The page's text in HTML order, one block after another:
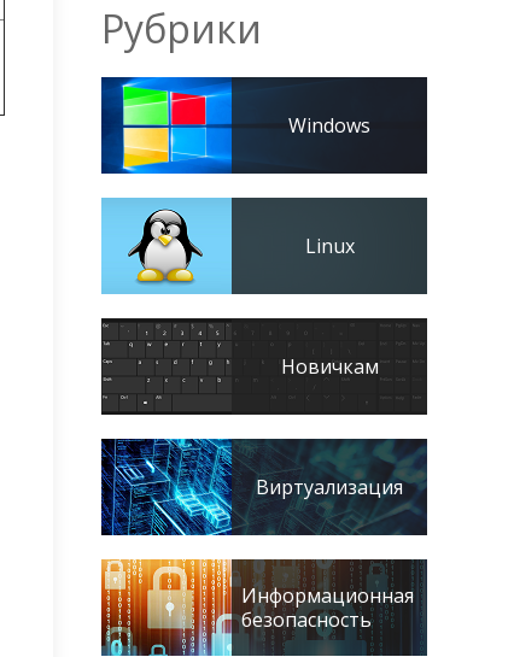
Рубрики
Windows
Linux
Новичкам
Виртуализация
Информационная
безопасность